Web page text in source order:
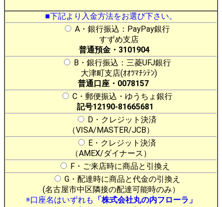
■下記より入金方法をお選び下さい。
A・銀行振込：PayPay銀行
すずめ支店
普通預金・3101904
B・銀行振込：三菱UFJ銀行
大津町支店(ｵｵﾂﾏﾁｼﾃﾝ)
普通口座・0078157
C・郵便振込・ゆうちょ銀行
記号12190-81665681
D・クレジット決済
（VISA/MASTER/JCB）
E・クレジット決済
（AMEX/ダイナース）
F・ご来店時に商品と引換え
G・配達時に商品と代金の引換え
(名古屋市中区隣接の配達可能時のみ）
※口座名はいずれも 「株式会社丸の内フローラ」